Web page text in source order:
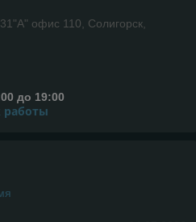
офис 110, Солигорск,
до 19:00
работы